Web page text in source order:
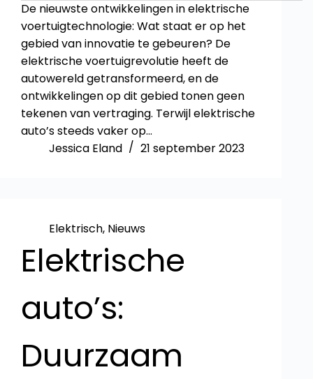
De nieuwste ontwikkelingen in elektrische
voertuigtechnologie: Wat staat er op het
gebied van innovatie te gebeuren? De
elektrische voertuigrevolutie heeft de
autowereld getransformeerd, en de
ontwikkelingen op dit gebied tonen geen
tekenen van vertraging. Terwijl elektrische
auto’s steeds vaker op…
Jessica Eland
21 september 2023
Elektrisch, Nieuws
Elektrische
auto’s:
Duurzaam